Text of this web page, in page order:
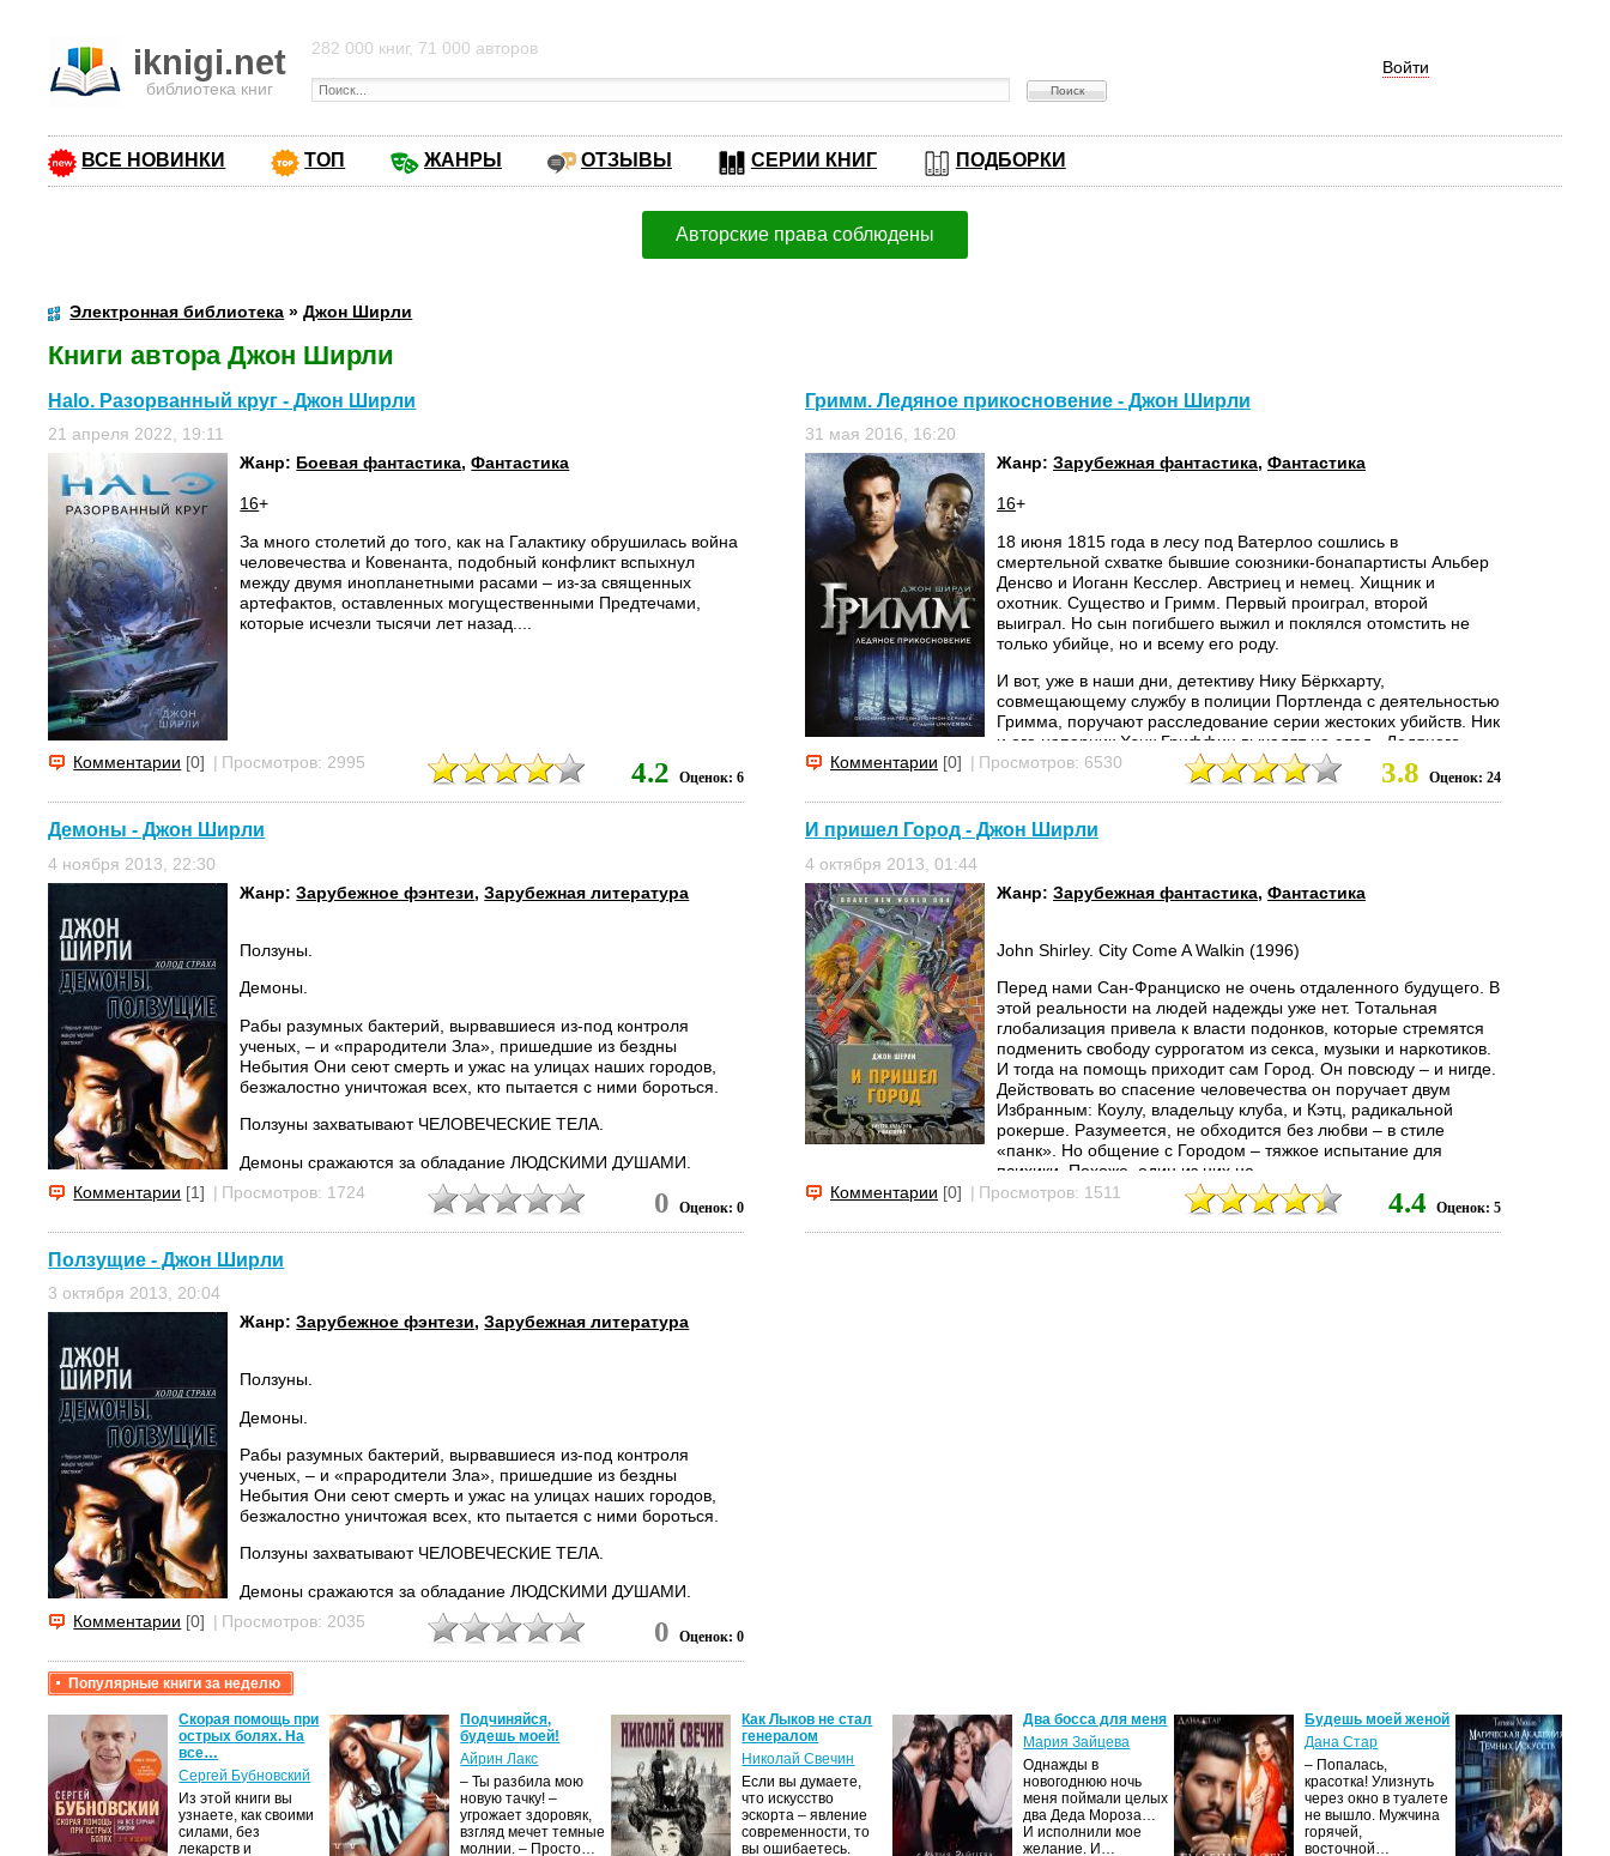
iknigi.net
библиотека книг
Войти
282 000 книг, 71 000 авторов
ВСЕ НОВИНКИ ТОП ЖАНРЫ ОТЗЫВЫ СЕРИИ КНИГ ПОДБОРКИ
Авторские права соблюдены
Электронная библиотека »Джон Ширли
Книги автора Джон Ширли
Halo. Разорванный круг - Джон Ширли
21 апреля 2022, 19:11
Жанр: Боевая фантастика,Фантастика
16+
За много столетий до того, как на Галактику обрушилась война
человечества и Ковенанта, подобный конфликт вспыхнул
между двумя инопланетными расами – из-за священных
артефактов, оставленных могущественными Предтечами,
которые исчезли тысячи лет назад....
Комментарии [0] | Просмотров: 2995 4.2 Оценок: 6
Гримм. Ледяное прикосновение - Джон Ширли
31 мая 2016, 16:20
Жанр: Зарубежная фантастика, Фантастика
16+
18 июня 1815 года в лесу под Ватерлоо сошлись в
смертельной схватке бывшие союзники-бонапартисты Альбер
Денсво и Иоганн Кесслер. Австриец и немец. Хищник и
охотник. Существо и Гримм. Первый проиграл, второй
выиграл. Но сын погибшего выжил и поклялся отомстить не
только убийце, но и всему его роду.
И вот, уже в наши дни, детективу Нику Бёркхарту,
совмещающему службу в полиции Портленда с деятельностью
Гримма, поручают расследование серии жестоких убийств. Ник
и его напарник Хэнк Гриффин выходят на след «Ледяного
прикосновения» – международного преступного картеля, во
главе которого стоят Существа. И у его лидера давний счет к
детективу...
Комментарии [0] | Просмотров: 6530 3.8 Оценок: 24
Демоны - Джон Ширли
4 ноября 2013, 22:30
Жанр:Зарубежное фэнтези,Зарубежная литература
Ползуны.
Демоны.
Рабы разумных бактерий, вырвавшиеся из-под контроля
ученых, – и «прародители Зла», пришедшие из бездны
Небытия Они сеют смерть и ужас на улицах наших городов,
безжалостно уничтожая всех, кто пытается с ними бороться.
Ползуны захватывают ЧЕЛОВЕЧЕСКИЕ ТЕЛА.
Демоны сражаются за обладание ЛЮДСКИМИ ДУШАМИ.
Но наше оружие равно бессильно и против тех, и против
Как же остановить...
Комментарии [1] | Просмотров: 1724 0 Оценок: 0
И пришел Город - Джон Ширли
4 октября 2013, 01:44
Жанр: Зарубежная фантастика, Фантастика
John Shirley. City Come A Walkin (1996)
Перед нами Сан-Франциско не очень отдаленного будущего. В
этой реальности на людей надежды уже нет. Тотальная
глобализация привела к власти подонков, которые стремятся
подменить свободу суррогатом из секса, музыки и наркотиков.
И тогда на помощь приходит сам Город. Он повсюду – и нигде.
Действовать во спасение человечества он поручает двум
Избранным: Коулу, владельцу клуба, и Кэтц, радикальной
рокерше. Разумеется, не обходится без любви – в стиле
«панк». Но общение с Городом – тяжкое испытание для
психики. Похоже, один из них не...
Комментарии [0] | Просмотров: 1511 4.4 Оценок: 5
Ползущие - Джон Ширли
3 октября 2013, 20:04
Жанр:Зарубежное фэнтези,Зарубежная литература
Ползуны.
Демоны.
Рабы разумных бактерий, вырвавшиеся из-под контроля
ученых, – и «прародители Зла», пришедшие из бездны
Небытия Они сеют смерть и ужас на улицах наших городов,
безжалостно уничтожая всех, кто пытается с ними бороться.
Ползуны захватывают ЧЕЛОВЕЧЕСКИЕ ТЕЛА.
Демоны сражаются за обладание ЛЮДСКИМИ ДУШАМИ.
Но наше оружие равно бессильно и против тех, и против
Как же остановить...
Комментарии [0] | Просмотров: 2035 0 Оценок: 0
Популярные книги за неделю
Скорая помощь при
острых болях. На
все…
Сергей Бубновский
Из этой книги вы
узнаете, как своими
силами, без
лекарств и
Подчиняйся,
будешь моей!
Айрин Лакс
– Ты разбила мою
новую тачку! –
угрожает здоровяк,
взгляд мечет темные
молнии. – Просто…
Как Лыков не стал
генералом
Николай Свечин
Если вы думаете,
что искусство
эскорта – явление
современности, то
вы ошибаетесь.
Два босса для меня
Мария Зайцева
Однажды в
новогоднюю ночь
меня поймали целых
два Деда Мороза…
И исполнили мое
желание. И…
Будешь моей женой
Дана Стар
– Попалась,
красотка! Улизнуть
через окно в туалете
не вышло. Мужчина
горячей,
восточной…